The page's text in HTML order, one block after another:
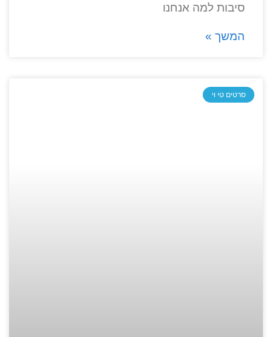
סיבות למה אנחנו
המשך »
סרטים טי וי